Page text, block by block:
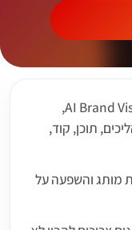
הוא כלי AI שמיועד לAI Brand Visibility,
תוכן, קוד,
מותג והשפעה על